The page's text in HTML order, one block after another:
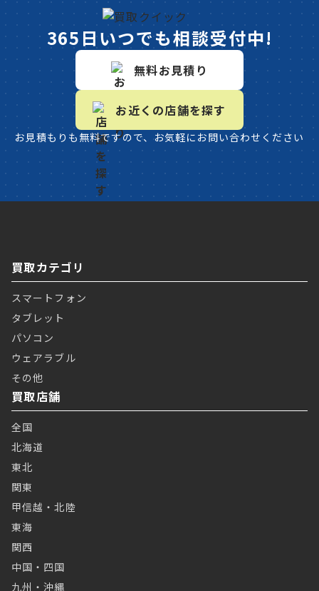
365日いつでも相談受付中!
無料お見積り
お近くの店舗を探す
お見積もりも無料ですので、お気軽にお問い合わせください
買取カテゴリ
スマートフォン
タブレット
パソコン
ウェアラブル
その他
買取店舗
全国
北海道
東北
関東
甲信越・北陸
東海
関西
中国・四国
九州・沖縄